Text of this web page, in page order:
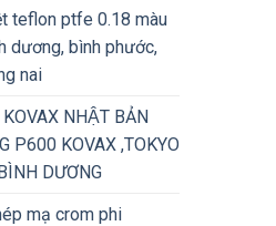
teflon ptfe 0.18 màu
dương, bình phước,
nai
NHẬT BẢN
P600 KOVAX ,TOKYO
DƯƠNG
mạ crom phi